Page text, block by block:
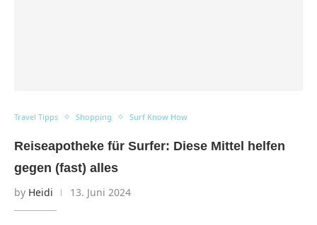
Travel Tipps Shopping Surf Know How
Reiseapotheke für Surfer: Diese Mittel helfen
gegen (fast) alles
by Heidi 13. Juni 2024